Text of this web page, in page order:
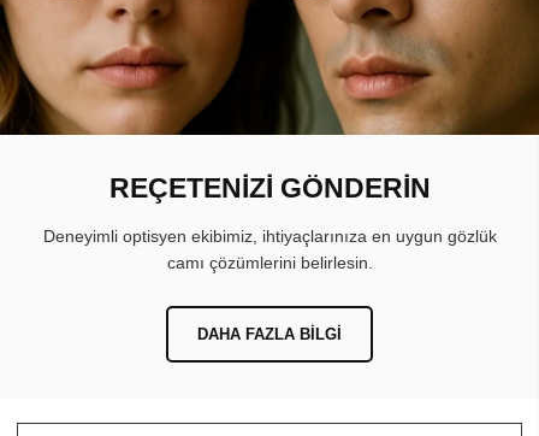
REÇETENİZİ GÖNDERİN
Deneyimli optisyen ekibimiz, ihtiyaçlarınıza en uygun gözlük
camı çözümlerini belirlesin.
DAHA FAZLA BILGI